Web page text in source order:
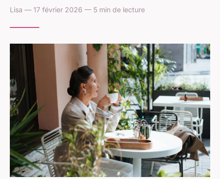
Lisa — 17 février 2026 — 5 min de lecture